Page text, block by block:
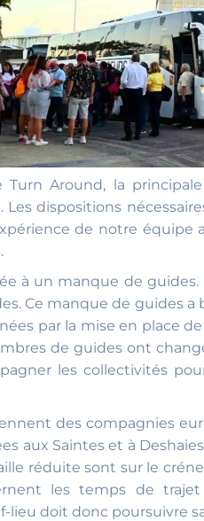
Around, la
dispositions
de notre
à un manque de guides.
Ce manque de guides a
par la mise en place
de guides ont
les collectivités
des compagnies
aux Saintes et à
réduite sont sur le
les temps de
lieu doit donc poursuivre